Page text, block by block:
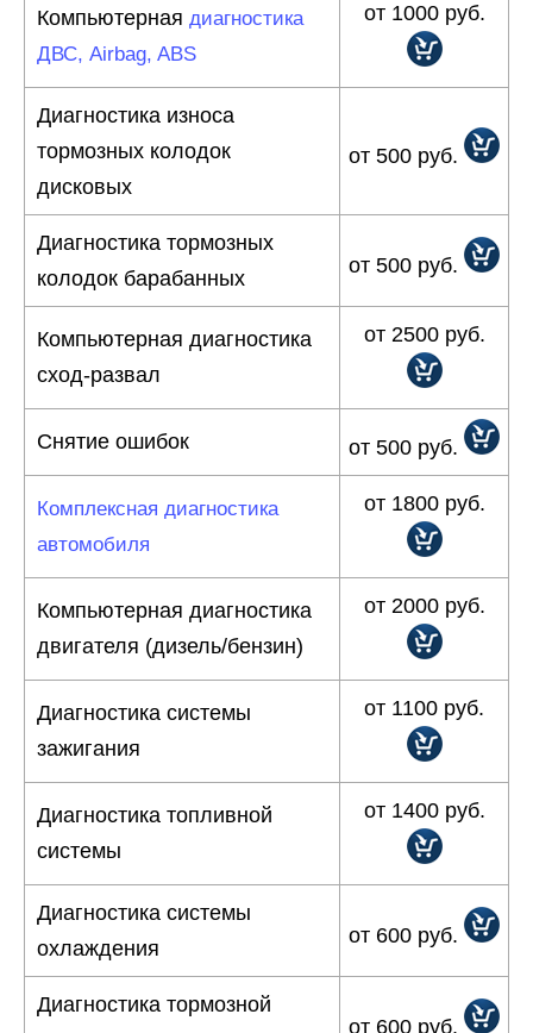
Компьютерная диагностика
ДВС, Airbag, ABS
от 1000 руб.
Диагностика износа
тормозных колодок
дисковых
от 500 руб.
Диагностика тормозных
колодок барабанных
от 500 руб.
Компьютерная диагностика
сход-развал
от 2500 руб.
Снятие ошибок от 500 руб.
Комплексная диагностика
автомобиля
от 1800 руб.
Компьютерная диагностика
двигателя (дизель/бензин)
от 2000 руб.
Диагностика системы
зажигания
от 1100 руб.
Диагностика топливной
системы
от 1400 руб.
Диагностика системы
охлаждения
от 600 руб.
Диагностика тормозной
от 600 руб.